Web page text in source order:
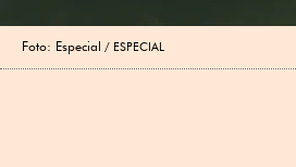
Foto: Especial ESPECIAL